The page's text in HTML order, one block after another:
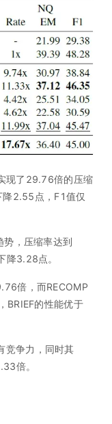
现了29.76倍的压缩
降2.55点，F1值仅
势，压缩率达到
降3.28点。
倍，而RECOMP
BRIEF的性能优于
竞争力，同时其
倍。